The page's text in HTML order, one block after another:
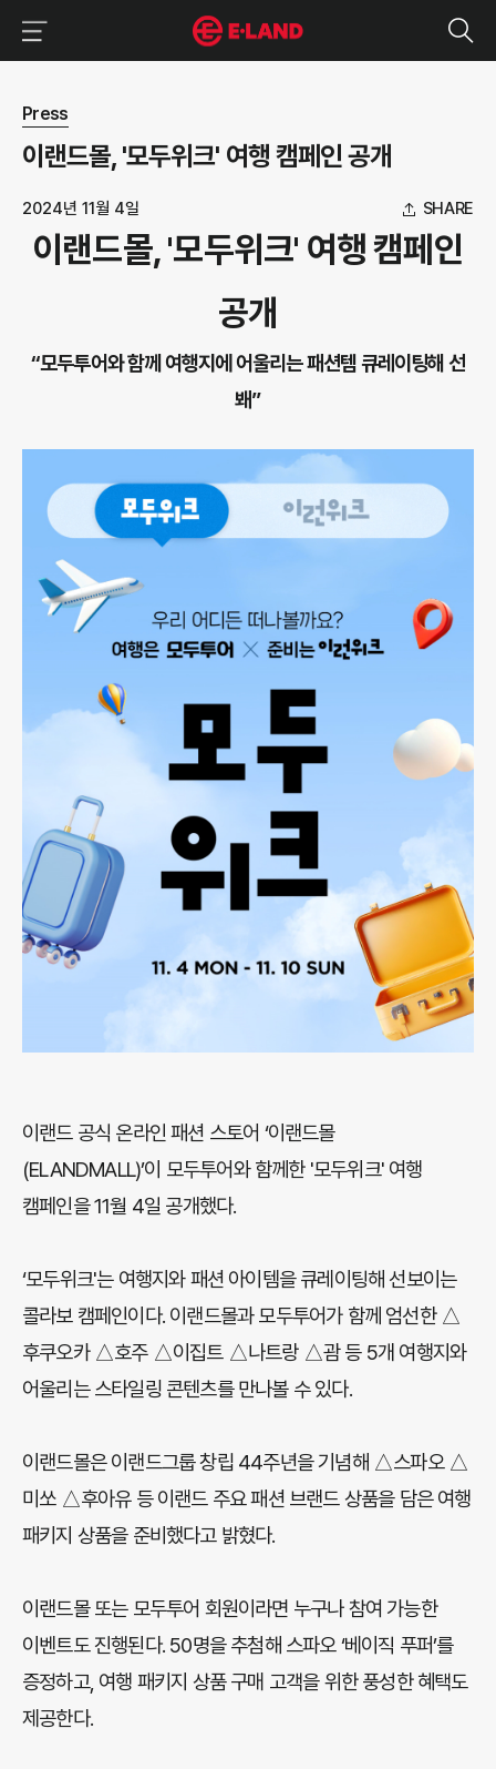
뉴스 상세보기
Press
이랜드몰, '모두위크' 여행 캠페인 공개
2024년 11월 4일 SHARE
이랜드몰, '모두위크' 여행 캠페인
공개
“모두투어와 함께 여행지에 어울리는 패션템 큐레이팅해 선
봬”
이랜드 공식 온라인 패션 스토어 ‘이랜드몰
(ELANDMALL)’이 모두투어와 함께한 '모두위크' 여행
캠페인을 11월 4일 공개했다.
‘모두위크'는 여행지와 패션 아이템을 큐레이팅해 선보이는
콜라보 캠페인이다. 이랜드몰과 모두투어가 함께 엄선한 △
후쿠오카 △호주 △이집트 △나트랑 △괌 등 5개 여행지와
어울리는 스타일링 콘텐츠를 만나볼 수 있다.
이랜드몰은 이랜드그룹 창립 44주년을 기념해 △스파오 △
미쏘 △후아유 등 이랜드 주요 패션 브랜드 상품을 담은 여행
패키지 상품을 준비했다고 밝혔다.
이랜드몰 또는 모두투어 회원이라면 누구나 참여 가능한
이벤트도 진행된다. 50명을 추첨해 스파오 ‘베이직 푸퍼’를
증정하고, 여행 패키지 상품 구매 고객을 위한 풍성한 혜택도
제공한다.